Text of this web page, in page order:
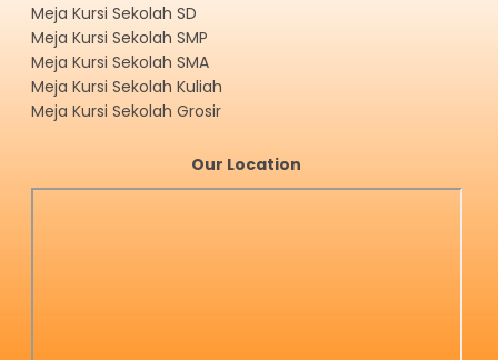
Meja Kursi Sekolah SD
Meja Kursi Sekolah SMP
Meja Kursi Sekolah SMA
Meja Kursi Sekolah Kuliah
Meja Kursi Sekolah Grosir
Our Location